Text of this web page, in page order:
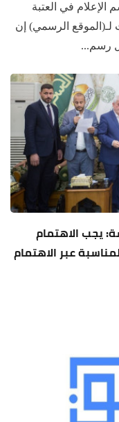
في العتبة
لـ(الموقع الرسمي) إن
رسم...
يجب الاهتمام
عبر الاهتمام